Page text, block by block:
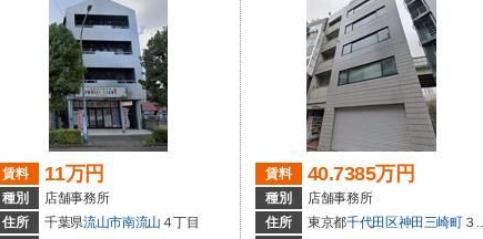
賃料 11万円
種別
店舗事務所
住所
千葉県流山市南流山 ４丁目
賃料 40.7385万円
種別
店舗事務所
住所
東京都千代田区神田三崎町３丁目